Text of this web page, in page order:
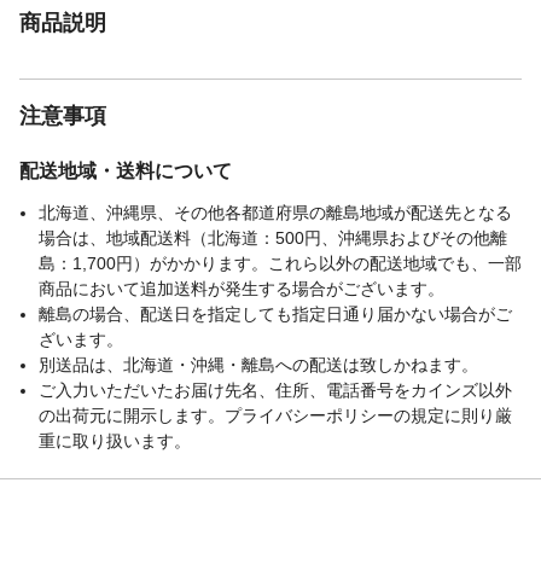
商品説明
注意事項
配送地域・送料について
北海道、沖縄県、その他各都道府県の離島地域が配送先となる
場合は、地域配送料（北海道：500円、沖縄県およびその他離
島：1,700円）がかかります。これら以外の配送地域でも、一部
商品において追加送料が発生する場合がございます。
離島の場合、配送日を指定しても指定日通り届かない場合がご
ざいます。
別送品は、北海道・沖縄・離島への配送は致しかねます。
ご入力いただいたお届け先名、住所、電話番号をカインズ以外
の出荷元に開示します。プライバシーポリシーの規定に則り厳
重に取り扱います。